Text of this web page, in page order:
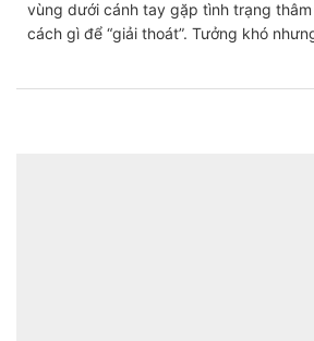
vùng dưới cánh tay gặp tình trạng
cách gì để “giải thoát”. Tưởng khó